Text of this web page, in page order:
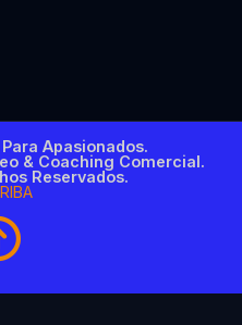
Apasionados.
& Coaching Comercial.
Reservados.